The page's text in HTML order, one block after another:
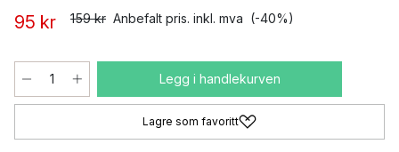
95 kr 159 kr Anbefalt pris. inkl. mva (-40%)
Legg i handlekurven
Lagre som favoritt